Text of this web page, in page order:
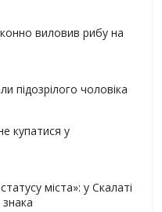
виловив рибу на
підозрілого чоловіка
купатися у
міста»: у Скалаті
знака